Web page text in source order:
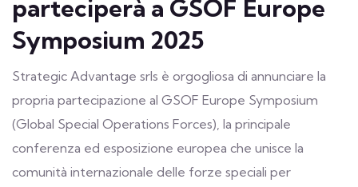
parteciperà a GSOF Europe
Symposium 2025
Strategic Advantage srls è orgogliosa di annunciare la
propria partecipazione al GSOF Europe Symposium
(Global Special Operations Forces), la principale
conferenza ed esposizione europea che unisce la
comunità internazionale delle forze speciali per